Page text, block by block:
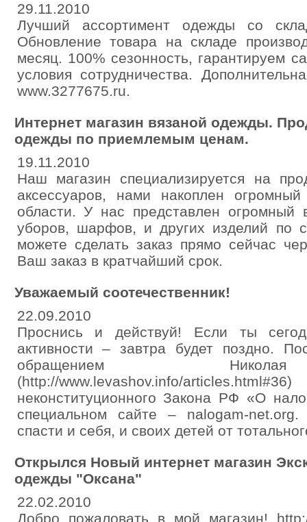
29.11.2010
Лучший ассортимент одежды со
Обновление товара на складе
месяц. 100% сезонность, гарантируем
условия сотрудничества.
www.3277675.ru.
Интернет магазин вязаной одежды.
одежды по приемлемым ценам.
19.11.2010
Наш магазин специализируется на
аксессуаров, нами накоплен
области. У нас представлен огромный
уборов, шарфов, и других изделий по
можете сделать заказ прямо сейчас
Ваш заказ в кратчайший срок.
Уважаемый соотечественник!
22.09.2010
Проснись и действуй! Если ты
активности – завтра будет поздно.
обращением
(http://www.levashov.info/
неконституционного Закона РФ «О
специальном сайте – nalogam-
спасти и себя, и своих детей от
Открылся Новый интернет магазин
одежды "Оксана"
22.02.2010
Добро пожаловать в мой магазин!